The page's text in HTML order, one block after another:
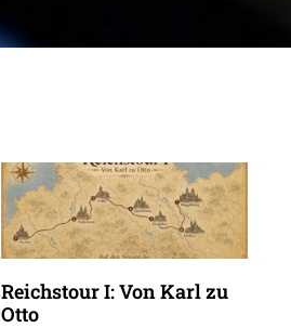
Reichstour I: Von Karl zu
Otto